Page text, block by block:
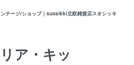
テージ/ショップ｜suosikki北欧雑貨店スオシッキ
ア・キッ